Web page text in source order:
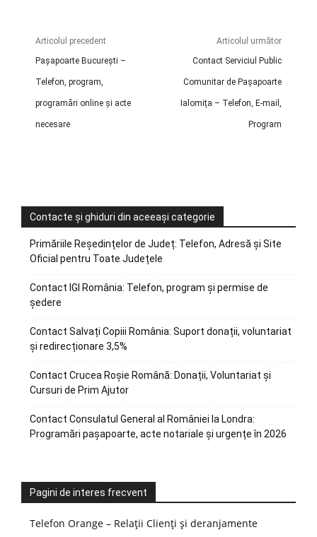
Articolul precedent
Pașapoarte București –
Telefon, program,
programări online și acte
necesare
Articolul următor
Contact Serviciul Public
Comunitar de Pașapoarte
Ialomița – Telefon, E-mail,
Program
Contacte și ghiduri din aceeași categorie
Primăriile Reședințelor de Județ: Telefon, Adresă și Site
Oficial pentru Toate Județele
Contact IGI România: Telefon, program și permise de
ședere
Contact Salvați Copiii România: Suport donații, voluntariat
și redirecționare 3,5%
Contact Crucea Roșie Română: Donații, Voluntariat și
Cursuri de Prim Ajutor
Contact Consulatul General al României la Londra:
Programări pașapoarte, acte notariale și urgențe în 2026
Pagini de interes frecvent
Telefon Orange – Relații Clienți și deranjamente